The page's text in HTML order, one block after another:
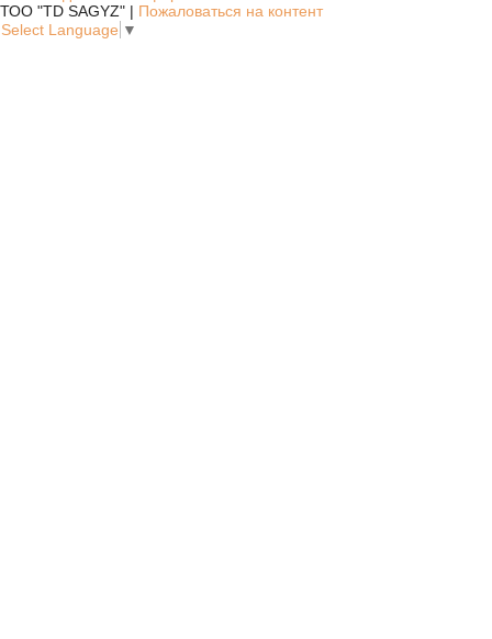
ТОО "TD SAGYZ" | Пожаловаться на контент
Select Language ▼